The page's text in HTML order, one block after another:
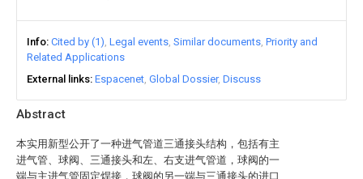
Abstract
本实用新型公开了一种进气管道三通接头结构，包括有主
进气管、球阀、三通接头和左、右支进气管道，球阀的一
端与主进气管固定焊接，球阀的另一端与三通接头的进口
Info Cited by (1) Legal events Similar documents Priority and
Related Applications
External links Espacenet Global Dossier Discuss